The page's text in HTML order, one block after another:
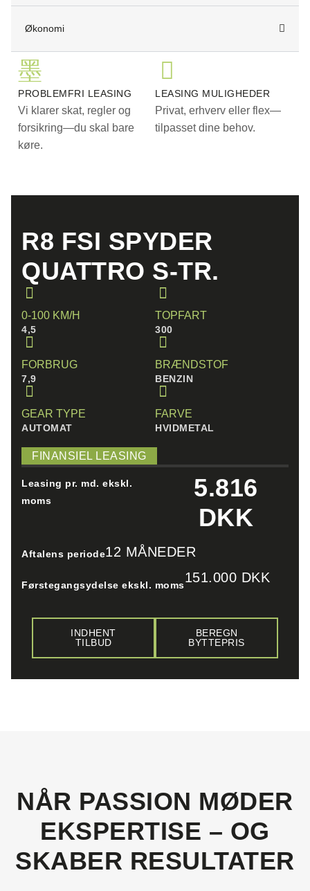
Økonomi
PROBLEMFRI LEASING
Vi klarer skat, regler og
forsikring—du skal bare
køre.
LEASING MULIGHEDER
Privat, erhverv eller flex—
tilpasset dine behov.
R8 FSI SPYDER
QUATTRO S-TR.
0-100 KM/H
4,5
TOPFART
300
FORBRUG
7,9
BRÆNDSTOF
BENZIN
GEAR TYPE
AUTOMAT
FARVE
HVIDMETAL
FINANSIEL LEASING
Leasing pr. md. ekskl.
moms
5.816
DKK
Aftalens periode12 MÅNEDER
Førstegangsydelse ekskl. moms151.000 DKK
INDHENT
TILBUD
BEREGN
BYTTEPRIS
NÅR PASSION MØDER
EKSPERTISE – OG
SKABER RESULTATER